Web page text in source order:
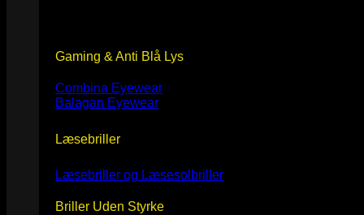
Gaming & Anti Blå Lys
Combina Eyewear
Balagan Eyewear
Læsebriller
Læsebriller og Læsesolbriller
Briller Uden Styrke